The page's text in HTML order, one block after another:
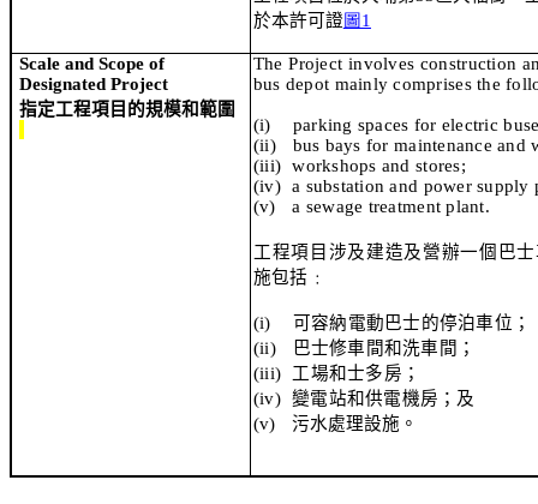
於本許可證圖1
Scale and Scope of
Designated Project
指定工程項目的規模和範圍
The Project involves construction
bus depot mainly comprises the
(i)
parking spaces for electric
(ii)
bus bays for maintenance and
(iii) workshops and stores;
(iv) a substation and power supply
(v)
a sewage treatment plant.
工程項目涉及建造及營辦一個 巴
施包括 ﹕
(i) 可容納電動巴士的停泊車位 ；
(ii)
巴士修車間和洗車間 ；
(iii)
工場和士多房 ；
(iv) 變電站和供電機房 ； 及
(v)
污水處理設施。